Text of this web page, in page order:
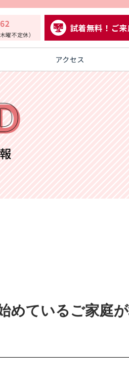
曜不定休）
試着無料！ご
アクセス
めているご家庭